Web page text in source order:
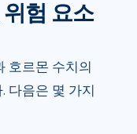
험 요소
호르몬 수치의
다음은 몇 가지